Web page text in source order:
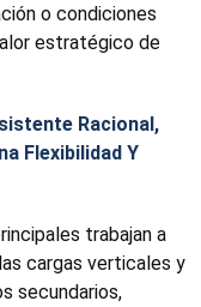
o condiciones
estratégico de
Racional,
Flexibilidad Y
trabajan a
cargas verticales y
secundarios,